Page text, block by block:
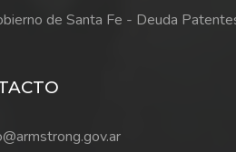
de Santa Fe - Deuda